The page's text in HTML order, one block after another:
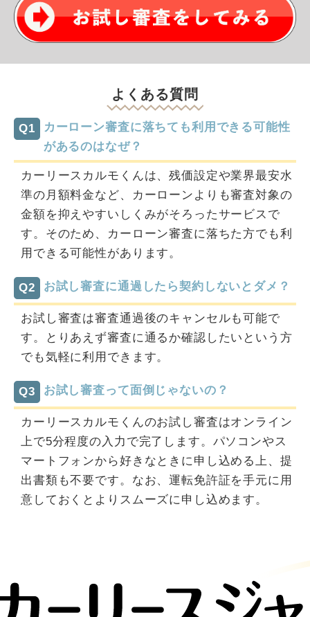
よくある質問
Q1
カーローン審査に落ちても利用できる可能性
があるのはなぜ？
カーリースカルモくんは、残価設定や業界最安水
準の月額料金など、カーローンよりも審査対象の
金額を抑えやすいしくみがそろったサービスで
す。そのため、カーローン審査に落ちた方でも利
用できる可能性があります。
Q2 お試し審査に通過したら契約しないとダメ？
お試し審査は審査通過後のキャンセルも可能で
す。とりあえず審査に通るか確認したいという方
でも気軽に利用できます。
Q3 お試し審査って面倒じゃないの？
カーリースカルモくんのお試し審査はオンライン
上で5分程度の入力で完了します。パソコンやス
マートフォンから好きなときに申し込める上、提
出書類も不要です。なお、運転免許証を手元に用
意しておくとよりスムーズに申し込めます。